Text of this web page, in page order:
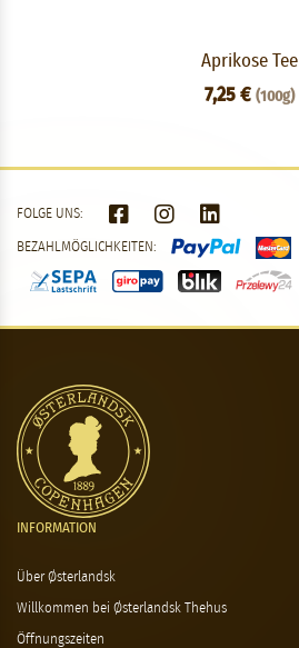
Aprikose Tee
7,25 € (100g)
FOLGE UNS:
BEZAHLMÖGLICHKEITEN:
INFORMATION
Über Østerlandsk
Willkommen bei Østerlandsk Thehus
Öffnungszeiten